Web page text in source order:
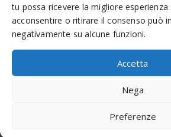
tu possa ricevere la migliore
acconsentire o ritirare il consenso può
negativamente su alcune funzioni.
Accetta
Nega
Preferenze
MADE WEB